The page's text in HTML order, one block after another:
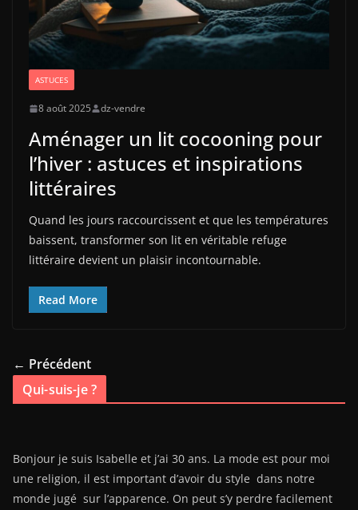
ASTUCES
8 août 2025 dz-vendre
Aménager un lit cocooning pour
l’hiver : astuces et inspirations
littéraires
Quand les jours raccourcissent et que les températures
baissent, transformer son lit en véritable refuge
littéraire devient un plaisir incontournable.
Read More
← Précédent
Qui-suis-je ?
Bonjour je suis Isabelle et j’ai 30 ans. La mode est pour moi
une religion, il est important d’avoir du style dans notre
monde jugé sur l’apparence. On peut s’y perdre facilement